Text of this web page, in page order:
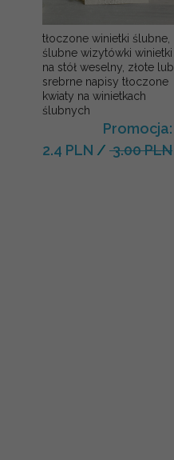
tłoczone winietki ślubne,
ślubne wizytówki winietki
na stół weselny, złote lub
srebrne napisy tłoczone
kwiaty na winietkach
ślubnych
Promocja:
2.4 PLN / 3.00 PLN